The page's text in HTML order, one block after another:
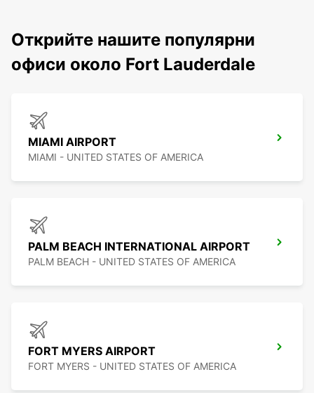
Открийте нашите популярни
офиси около Fort Lauderdale
MIAMI AIRPORT
MIAMI - UNITED STATES OF AMERICA
PALM BEACH INTERNATIONAL AIRPORT
PALM BEACH - UNITED STATES OF AMERICA
FORT MYERS AIRPORT
FORT MYERS - UNITED STATES OF AMERICA